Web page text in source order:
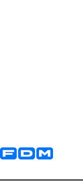
Yderligere information